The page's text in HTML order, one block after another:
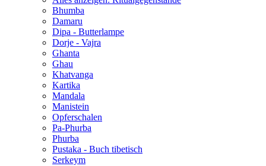
Bhumba
Damaru
Dipa - Butterlampe
Dorje - Vajra
Ghanta
Ghau
Khatvanga
Kartika
Mandala
Manistein
Opferschalen
Pa-Phurba
Phurba
Pustaka - Buch tibetisch
Serkeym